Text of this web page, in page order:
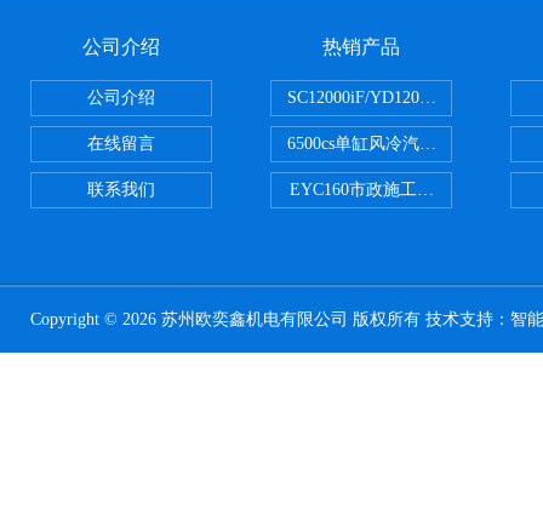
公司介绍
公司介绍
在线留言
联系我们
热销产品
SC12000iF/YD12000大疆T30用
6500cs单缸风冷汽油发电机小型
EYC160市政施工用路面切割机配
Copyright © 2026 苏州欧奕鑫机电有限公司 版权所有 技术支持： 智